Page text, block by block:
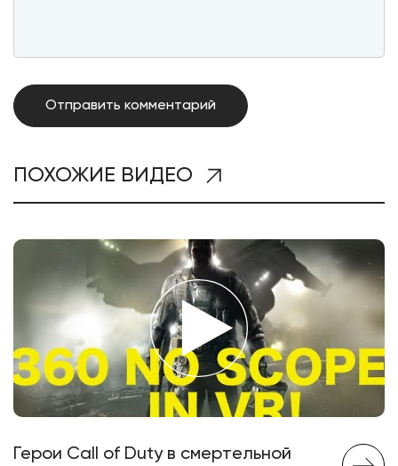
ПОХОЖИЕ ВИДЕО
Герои Call of Duty в смертельной